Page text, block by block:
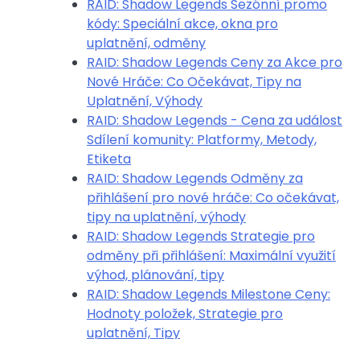
RAID: Shadow Legends Sezónní promo
kódy: Speciální akce, okna pro
uplatnění, odměny
RAID: Shadow Legends Ceny za Akce pro
Nové Hráče: Co Očekávat, Tipy na
Uplatnění, Výhody
RAID: Shadow Legends - Cena za událost
Sdílení komunity: Platformy, Metody,
Etiketa
RAID: Shadow Legends Odměny za
přihlášení pro nové hráče: Co očekávat,
tipy na uplatnění, výhody
RAID: Shadow Legends Strategie pro
odměny při přihlášení: Maximální využití
výhod, plánování, tipy
RAID: Shadow Legends Milestone Ceny:
Hodnoty položek, Strategie pro
uplatnění, Tipy